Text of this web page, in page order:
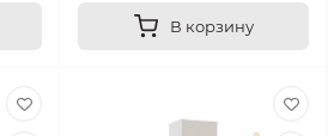
В корзину